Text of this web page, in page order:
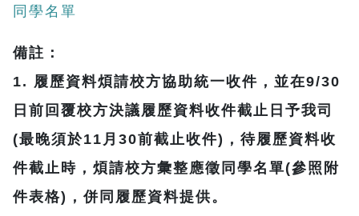
同學名單
備註：
1. 履歷資料煩請校方協助統一收件，並在9/30
日前回覆校方決議履歷資料收件截止日予我司
(最晚須於11月30前截止收件)，待履歷資料收
件截止時，煩請校方彙整應徵同學名單(參照附
件表格)，併同履歷資料提供。